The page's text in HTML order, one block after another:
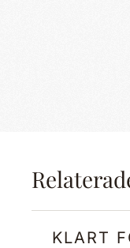
KLART